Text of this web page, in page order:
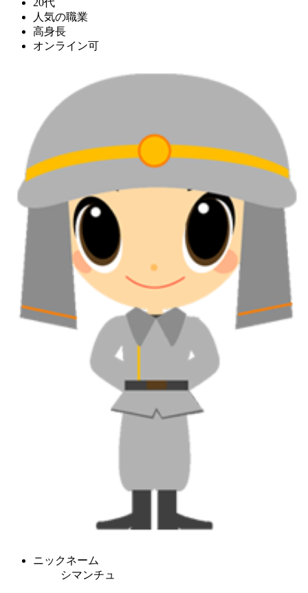
人気の職業
高身長
オンライン可
ニックネーム
シマンチュ